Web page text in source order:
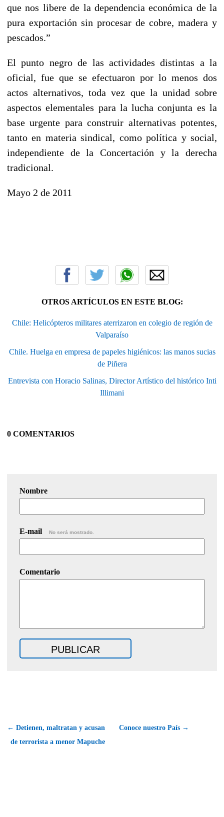
que nos libere de la dependencia económica de la
pura exportación sin procesar de cobre, madera y
pescados.”
El punto negro de las actividades distintas a la
oficial, fue que se efectuaron por lo menos dos
actos alternativos, toda vez que la unidad sobre
aspectos elementales para la lucha conjunta es la
base urgente para construir alternativas potentes,
tanto en materia sindical, como política y social,
independiente de la Concertación y la derecha
tradicional.
Mayo 2 de 2011
OTROS ARTÍCULOS EN ESTE BLOG:
Chile: Helicópteros militares aterrizaron en colegio de región de
Valparaíso
Chile. Huelga en empresa de papeles higiénicos: las manos sucias
de Piñera
Entrevista con Horacio Salinas, Director Artístico del histórico Inti
Illimani
0 COMENTARIOS
Nombre
E-mail No será mostrado.
Comentario
← Detienen, maltratan y acusan
de terrorista a menor Mapuche
Conoce nuestro País →